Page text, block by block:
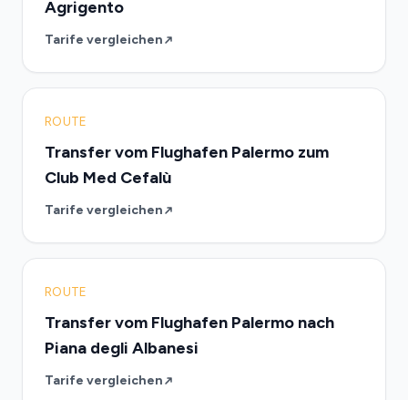
Agrigento
Tarife vergleichen
ROUTE
Transfer vom Flughafen Palermo zum
Club Med Cefalù
Tarife vergleichen
ROUTE
Transfer vom Flughafen Palermo nach
Piana degli Albanesi
Tarife vergleichen